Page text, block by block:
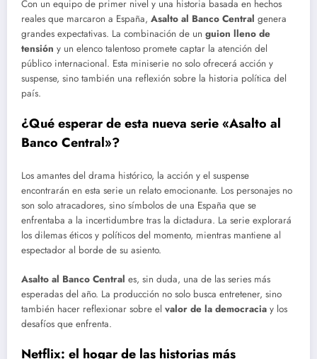
Con un equipo de primer nivel y una historia basada en hechos
reales que marcaron a España, Asalto al Banco Central genera
grandes expectativas. La combinación de un guion lleno de
tensión y un elenco talentoso promete captar la atención del
público internacional. Esta miniserie no solo ofrecerá acción y
suspense, sino también una reflexión sobre la historia política del
país.
¿Qué esperar de esta nueva serie «Asalto al
Banco Central»?
Los amantes del drama histórico, la acción y el suspense
encontrarán en esta serie un relato emocionante. Los personajes no
son solo atracadores, sino símbolos de una España que se
enfrentaba a la incertidumbre tras la dictadura. La serie explorará
los dilemas éticos y políticos del momento, mientras mantiene al
espectador al borde de su asiento.
Asalto al Banco Central es, sin duda, una de las series más
esperadas del año. La producción no solo busca entretener, sino
también hacer reflexionar sobre el valor de la democracia y los
desafíos que enfrenta.
Netflix: el hogar de las historias más